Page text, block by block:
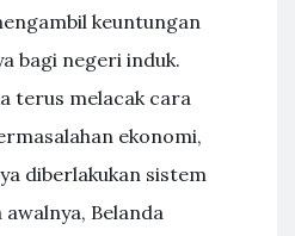
keuntungan
bagi negeri induk.
terus melacak cara
ekonomi,
diberlakukan sistem
Belanda